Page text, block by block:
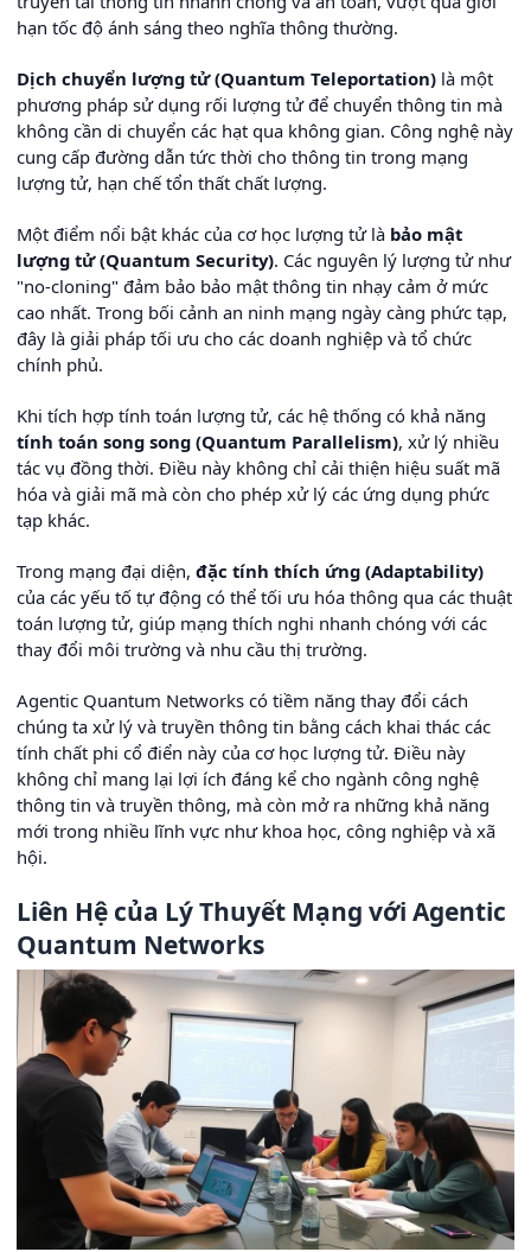
hạn tốc độ ánh sáng theo nghĩa thông thường.
Dịch chuyển lượng tử (Quantum Teleportation) là một
phương pháp sử dụng rối lượng tử để chuyển thông tin mà
không cần di chuyển các hạt qua không gian. Công nghệ này
cung cấp đường dẫn tức thời cho thông tin trong mạng
lượng tử, hạn chế tổn thất chất lượng.
Một điểm nổi bật khác của cơ học lượng tử là bảo mật
lượng tử (Quantum Security). Các nguyên lý lượng tử như
"no-cloning" đảm bảo bảo mật thông tin nhạy cảm ở mức
cao nhất. Trong bối cảnh an ninh mạng ngày càng phức tạp,
đây là giải pháp tối ưu cho các doanh nghiệp và tổ chức
chính phủ.
Khi tích hợp tính toán lượng tử, các hệ thống có khả năng
tính toán song song (Quantum Parallelism), xử lý nhiều
tác vụ đồng thời. Điều này không chỉ cải thiện hiệu suất mã
hóa và giải mã mà còn cho phép xử lý các ứng dụng phức
tạp khác.
Trong mạng đại diện, đặc tính thích ứng (Adaptability)
của các yếu tố tự động có thể tối ưu hóa thông qua các thuật
toán lượng tử, giúp mạng thích nghi nhanh chóng với các
thay đổi môi trường và nhu cầu thị trường.
Agentic Quantum Networks có tiềm năng thay đổi cách
chúng ta xử lý và truyền thông tin bằng cách khai thác các
tính chất phi cổ điển này của cơ học lượng tử. Điều này
không chỉ mang lại lợi ích đáng kể cho ngành công nghệ
thông tin và truyền thông, mà còn mở ra những khả năng
mới trong nhiều lĩnh vực như khoa học, công nghiệp và xã
hội.
Liên Hệ của Lý Thuyết Mạng với Agentic
Quantum Networks